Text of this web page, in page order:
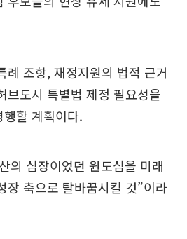
례 조항, 재정지원의 법적 근거
브도시 특별법 제정 필요성을
할 계획이다.
의 심장이었던 원도심을 미래
장 축으로 탈바꿈시킬 것”이라